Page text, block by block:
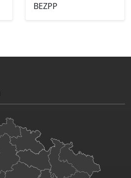
BEZPP